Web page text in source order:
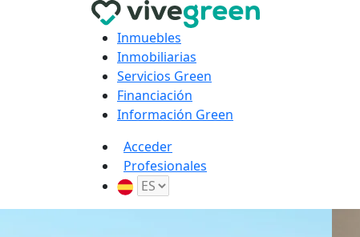
Inmuebles
Inmobiliarias
Servicios Green
Financiación
Información Green
Acceder
Profesionales